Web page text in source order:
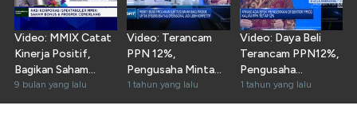
Video: MMIX Catat
Kinerja Positif,
Bagikan Saham
Bonus 1:1
9 bulan yang lalu
Video: Terancam
PPN 12%,
Pengusaha Minta
Ditunda Sampai
Habis Lebaran
1 tahun yang lalu
Video: Daya Beli
Terancam PPN12%,
Pengusaha
Perbanyak Kemasan
"Sachet"
1 tahun yang lalu